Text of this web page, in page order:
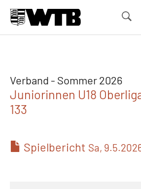
Verband - Sommer 2026
Juniorinnen U18
133
Spielbericht Sa,